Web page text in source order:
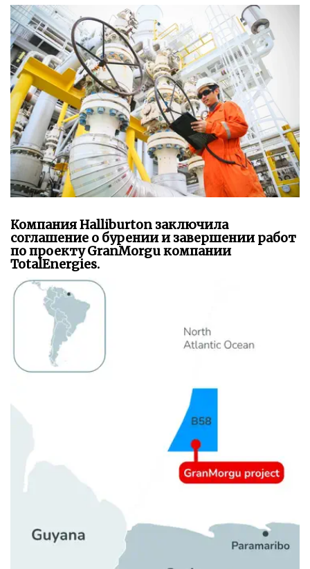
Компания Halliburton заключила
соглашение о бурении и завершении работ
по проекту GranMorgu компании
TotalEnergies.